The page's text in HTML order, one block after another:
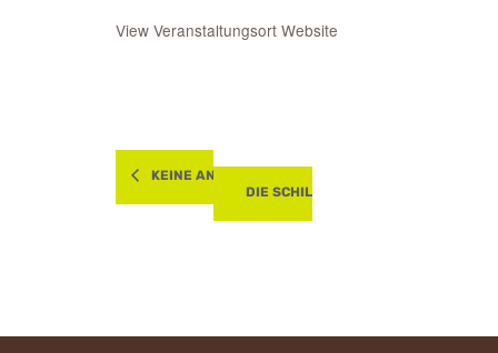
View Veranstaltungsort Website
KEINE ANGST VOR SCHLANGEN -ABGESAGT-
DIE SCHILLERNDE WELT DER